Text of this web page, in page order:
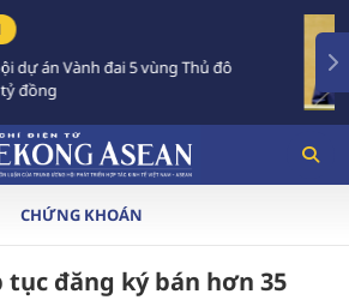
Tổng Bí thư, Chủ tịch nước Tô
CHỨNG KHOÁN
đăng ký bán hơn 35